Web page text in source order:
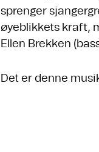
sprenger
øyeblikkets kraft,
Ellen Brekken
Det er denne